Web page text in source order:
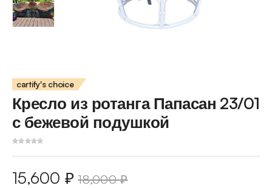
cartify's choice
Кресло из ротанга Папасан 23/01
с бежевой подушкой
18,000₽
15,600 ₽